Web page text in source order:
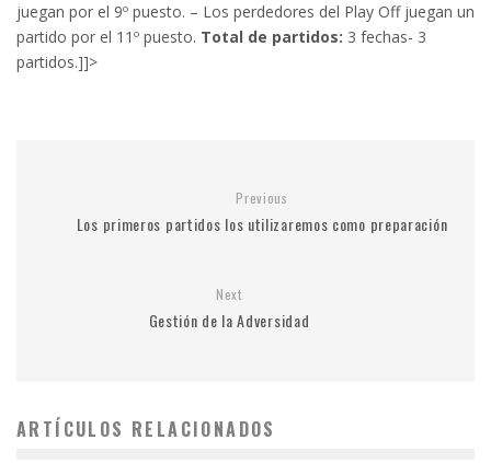
juegan por el 9º puesto. – Los perdedores del Play Off juegan un
partido por el 11º puesto. Total de partidos: 3 fechas- 3
partidos.]]>
Previous
Los primeros partidos los utilizaremos como preparación
Next
Gestión de la Adversidad
ARTÍCULOS RELACIONADOS